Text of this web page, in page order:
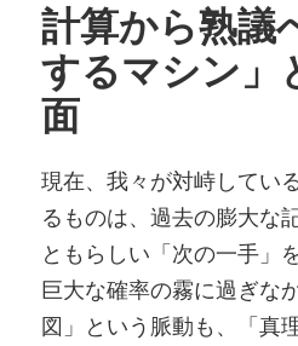
計算から熟
するマシン」
面
現在、我々が対峙してい
るものは、過去の膨大な
ともらしい「次の一手」
巨大な確率の霧に過ぎな
図」という脈動も、「真